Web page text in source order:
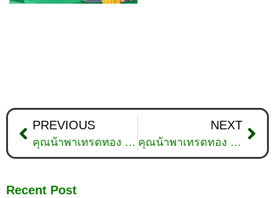
PREVIOUS
คุณน้าพาเทรดทอง : วิเคราะห์ทองคำวันที่ 12 ธันวาคม 2566
NEXT
คุณน้าพาเทรดทอง : วิเคราะห์ทองคำวันที่ 19 ธันวาคม 2566
Recent Post